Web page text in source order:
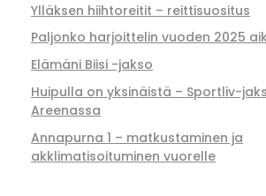
Ylläksen hiihtoreitit – reittisuositus
Paljonko harjoittelin vuoden 2025
Elämäni Biisi -jakso
Huipulla on yksinäistä – Sportliv-
Areenassa
Annapurna 1 – matkustaminen ja
akklimatisoituminen vuorelle